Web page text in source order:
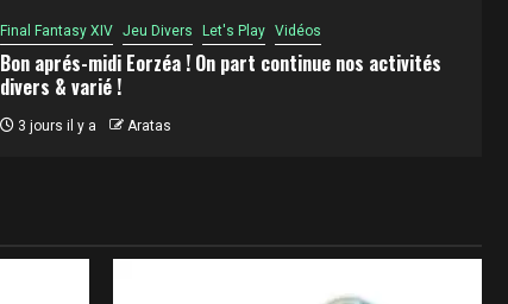
Final Fantasy XIV Jeu Divers Let's Play Vidéos
Bon aprés-midi Eorzéa ! On part continue nos activités
divers & varié !
3 jours il y a Aratas